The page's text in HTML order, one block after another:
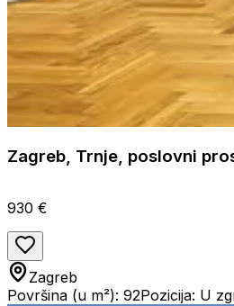
Zagreb, Trnje, poslovni
930 €
Zagreb
Površina (u m²): 92Pozicija: U